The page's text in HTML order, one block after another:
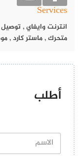
أما إن كنت تتساءل عن
عربية في دبي فكل ما
الذي يوفر لزواره جلسات
ساحرة على النافورة
توفير خدمات متعددة
Services
انترنت وايفاي, توصيل
متحرك,ماستر كارد,
أطلب
ا